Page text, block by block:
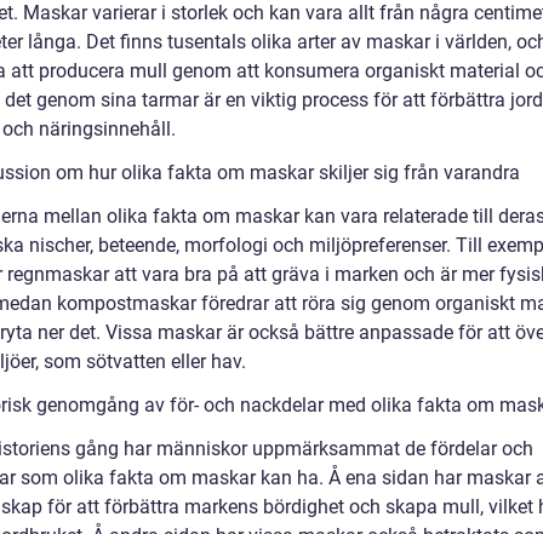
Maskar varierar i storlek och kan vara allt från några
långa. Det finns tusentals olika arter av maskar i världen,
att producera mull genom att konsumera organiskt material
det genom sina tarmar är en viktig process för att förbättra
näringsinnehåll.
om hur olika fakta om maskar skiljer sig från varandra
mellan olika fakta om maskar kan vara relaterade till
nischer, beteende, morfologi och miljöpreferenser. Till
regnmaskar att vara bra på att gräva i marken och är mer
kompostmaskar föredrar att röra sig genom organiskt
ner det. Vissa maskar är också bättre anpassade för att
som sötvatten eller hav.
genomgång av för- och nackdelar med olika fakta om
gång har människor uppmärksammat de fördelar och
som olika fakta om maskar kan ha. Å ena sidan har maskar
för att förbättra markens bördighet och skapa mull, vilket